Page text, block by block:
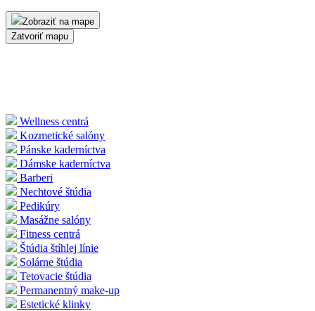
Zobraziť na mape
Zatvoriť mapu
Wellness centrá
Kozmetické salóny
Pánske kaderníctva
Dámske kaderníctva
Barberi
Nechtové štúdia
Pedikúry
Masážne salóny
Fitness centrá
Štúdia štíhlej línie
Solárne štúdia
Tetovacie štúdia
Permanentný make-up
Estetické klinky